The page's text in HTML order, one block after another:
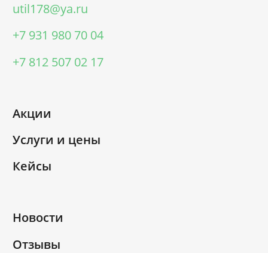
Акции
Услуги и цены
Кейсы
Новости
Отзывы
util178@ya.ru
+7 931 980 70 04
+7 812 507 02 17